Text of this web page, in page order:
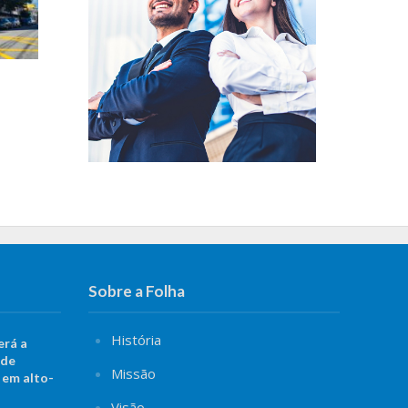
a
em alto-
Sobre a Folha
História
Missão